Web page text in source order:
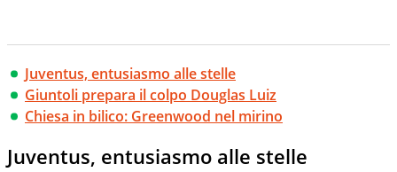
Juventus, entusiasmo alle stelle
Giuntoli prepara il colpo Douglas Luiz
Chiesa in bilico: Greenwood nel mirino
Juventus, entusiasmo alle stelle